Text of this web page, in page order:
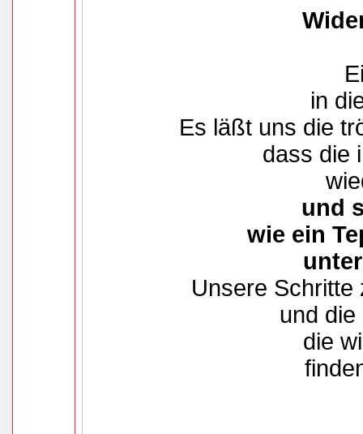
in
Es läßt uns die
dass die
und
wie ein
Unsere Schritte
und
die